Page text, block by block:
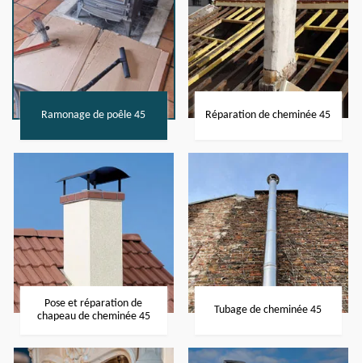
Ramonage de poêle 45 Réparation de cheminée 45
Pose et réparation de
chapeau de cheminée 45
Tubage de cheminée 45